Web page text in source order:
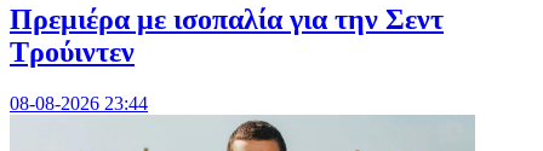
Πρεμιέρα με ισοπαλία για την Σεντ
Τρούιντεν
08-08-2026 23:44